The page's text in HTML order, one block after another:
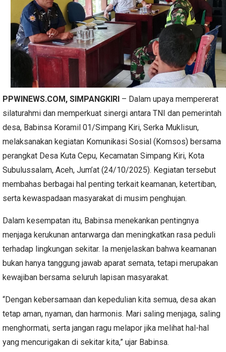
PPWINEWS.COM , SIMPANGKIRI – Dalam upaya mempererat
silaturahmi dan memperkuat sinergi antara TNI dan pemerintah
desa, Babinsa Koramil 01/Simpang Kiri, Serka Muklisun,
melaksanakan kegiatan Komunikasi Sosial (Komsos) bersama
perangkat Desa Kuta Cepu, Kecamatan Simpang Kiri, Kota
Subulussalam, Aceh, Jum’at (24/10/2025). Kegiatan tersebut
membahas berbagai hal penting terkait keamanan, ketertiban,
serta kewaspadaan masyarakat di musim penghujan.
Dalam kesempatan itu, Babinsa menekankan pentingnya
menjaga kerukunan antarwarga dan meningkatkan rasa peduli
terhadap lingkungan sekitar. Ia menjelaskan bahwa keamanan
bukan hanya tanggung jawab aparat semata, tetapi merupakan
kewajiban bersama seluruh lapisan masyarakat.
“Dengan kebersamaan dan kepedulian kita semua, desa akan
tetap aman, nyaman, dan harmonis. Mari saling menjaga, saling
menghormati, serta jangan ragu melapor jika melihat hal-hal
yang mencurigakan di sekitar kita,” ujar Babinsa.